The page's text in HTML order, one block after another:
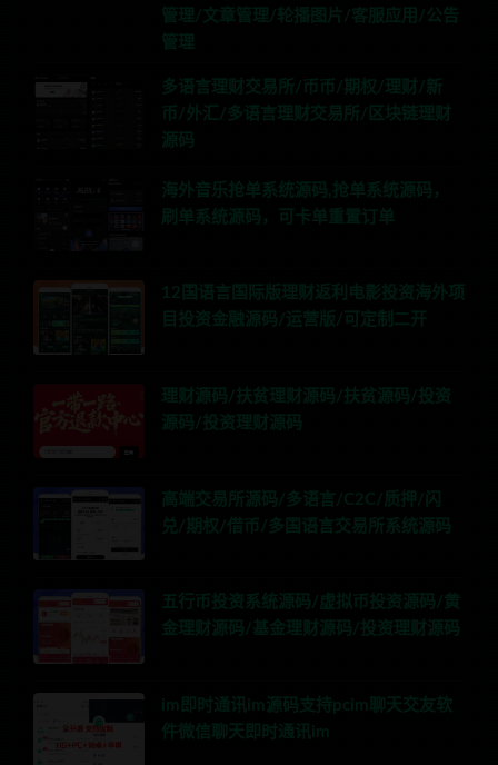
管理/文章管理/轮播图片/客服应用/公告
管理
多语言理财交易所/币币/期权/理财/新
币/外汇/多语言理财交易所/区块链理财
源码
海外音乐抢单系统源码,抢单系统源码，
刷单系统源码，可卡单重置订单
12国语言国际版理财返利电影投资海外项
目投资金融源码/运营版/可定制二开
理财源码/扶贫理财源码/扶贫源码/投资
源码/投资理财源码
高端交易所源码/多语言/C2C/质押/闪
兑/期权/借币/多国语言交易所系统源码
五行币投资系统源码/虚拟币投资源码/黄
金理财源码/基金理财源码/投资理财源码
im即时通讯im源码支持pcim聊天交友软
件微信聊天即时通讯im